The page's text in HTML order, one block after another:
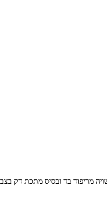
מריפוד בד ובסיס מתכת דק